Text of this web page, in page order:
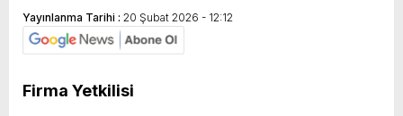
Yayınlanma Tarihi : 20 Şubat 2026 - 12:12
Firma Yetkilisi